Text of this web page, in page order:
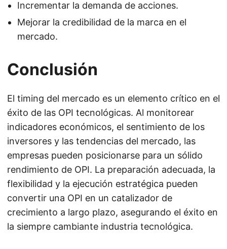
Incrementar la demanda de acciones.
Mejorar la credibilidad de la marca en el
mercado.
Conclusión
El timing del mercado es un elemento crítico en el
éxito de las OPI tecnológicas. Al monitorear
indicadores económicos, el sentimiento de los
inversores y las tendencias del mercado, las
empresas pueden posicionarse para un sólido
rendimiento de OPI. La preparación adecuada, la
flexibilidad y la ejecución estratégica pueden
convertir una OPI en un catalizador de
crecimiento a largo plazo, asegurando el éxito en
la siempre cambiante industria tecnológica.